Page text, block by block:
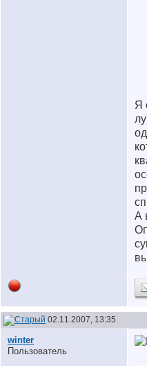
Я
А
02.11.2007, 13:35
winter
Пользователь